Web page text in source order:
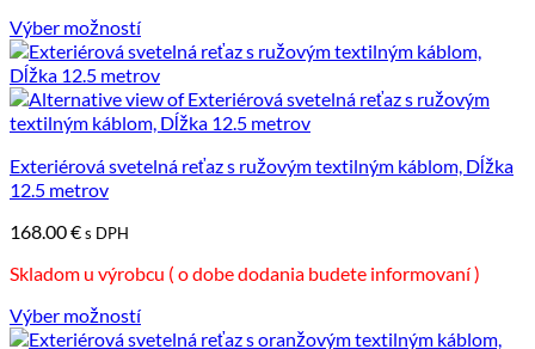
Výber možností
Tento
produkt
má
viacero
variantov.
Možnosti
si
vybrať
stránke
Exteriérová svetelná reťaz s ružovým textilným káblom, Dĺžka
12.5 metrov
168.00€s DPH
Skladom u výrobcu ( o dobe dodania budete informovaní )
Výber možností
Tento